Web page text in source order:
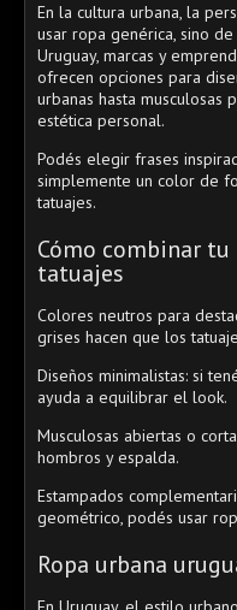
En la cultura urbana, la
usar ropa genérica, sino
Uruguay, marcas y
ofrecen opciones para
urbanas hasta musculosas
estética personal.
Podés elegir frases
simplemente un color de
tatuajes.
Cómo combinar
tatuajes
Colores neutros para
grises hacen que los
Diseños minimalistas: si
ayuda a equilibrar el look.
Musculosas abiertas o
hombros y espalda.
Estampados
geométrico, podés usar
Ropa urbana